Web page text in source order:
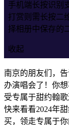
手机端长按识别
打赏则需长按二
择相册中保存的
收起
南京的朋友们，
办演唱会了！你
受专属于甜约翰
快来看看2024年
买，领走专属于你